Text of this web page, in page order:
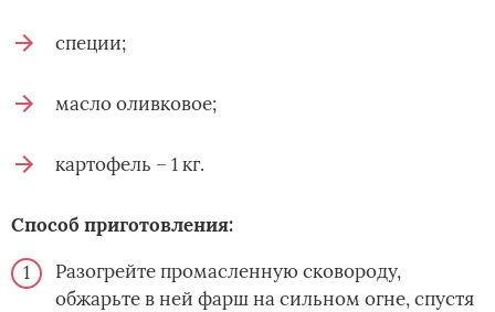
специи;
масло оливковое;
картофель – 1 кг.
Способ приготовления:
Разогрейте промасленную сковороду,
обжарьте в ней фарш на сильном огне, спустя